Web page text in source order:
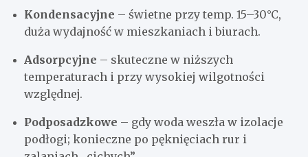
Kondensacyjne – świetne przy temp. 15–30°C,
duża wydajność w mieszkaniach i biurach.
Adsorpcyjne – skuteczne w niższych
temperaturach i przy wysokiej wilgotności
względnej.
Podposadzkowe – gdy woda weszła w izolacje
podłogi; konieczne po pęknięciach rur i